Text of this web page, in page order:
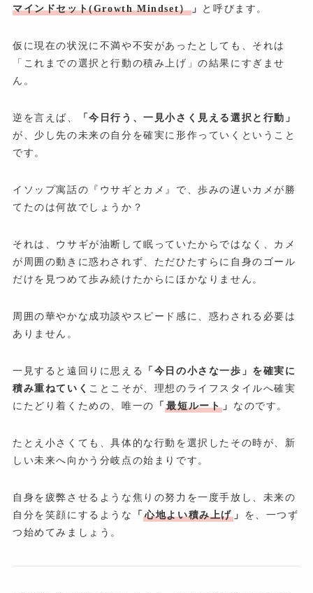
マインドセット(Growth Mindset）」 と呼びます。
仮に現在の状況に不満や不安があったとしても、それは
「これまでの選択と行動の積み上げ」の結果にすぎませ
ん。
逆を言えば、
「今日行う、一見小さく見える選択と行動」
が、少し先の未来の自分を確実に形作っていくということ
です。
イソップ寓話の『ウサギとカメ』で、歩みの遅いカメが勝
てたのは何故でしょうか？
それは、ウサギが油断して眠っていたからではなく、カメ
が周囲の動きに惑わされず、ただひたすらに自身のゴール
だけを見つめて歩み続けたからにほかなりません。
周囲の華やかな成功談やスピード感に、惑わされる必要は
ありません。
一見すると遠回りに思える
「今日の小さな一歩」を確実に
積み重ねていく ことこそが、理想のライフスタイルへ確実
にたどり着くための、唯一の
「最短ルート 」 なのです。
たとえ小さくても、具体的な行動を選択したその時が、新
しい未来へ向かう分岐点の始まりです。
自身を疲弊させるような焦りの努力を一度手放し、未来の
自分を笑顔にするような
「心地よい積み上げ」 を、一つず
つ始めてみましょう。